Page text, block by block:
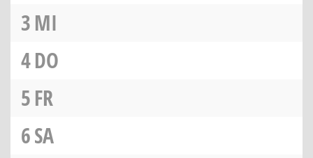
3MI
4DO
5FR
6SA